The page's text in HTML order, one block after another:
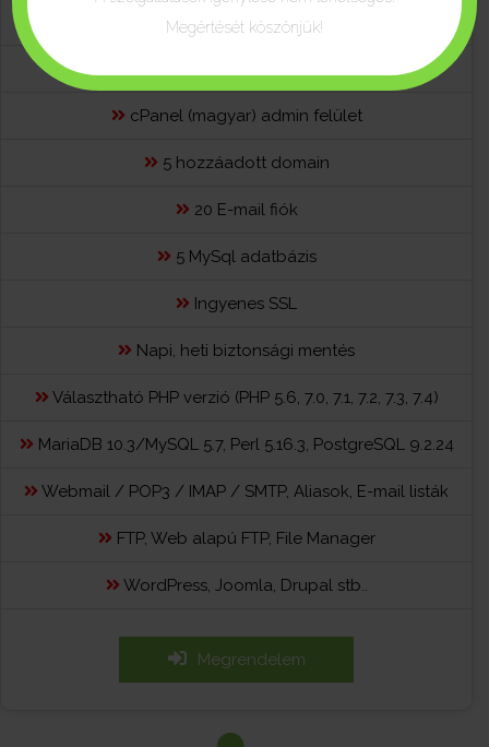
cPanel (magyar) admin felület
5 hozzáadott domain
20 E-mail fiók
5 MySql adatbázis
Ingyenes SSL
Napi, heti biztonsági mentés
Választható PHP verzió (PHP 5.6, 7.0, 7.1, 7.2, 7.3, 7.4)
MariaDB 10.3/MySQL 5.7, Perl 5.16.3, PostgreSQL 9.2.24
Webmail / POP3 / IMAP / SMTP, Aliasok, E-mail listák
FTP, Web alapú FTP, File Manager
WordPress, Joomla, Drupal stb..
Megrendelem
Megértését köszönjük!